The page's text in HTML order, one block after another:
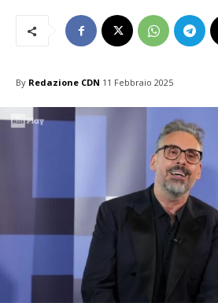
By Redazione CDN 11 Febbraio 2025